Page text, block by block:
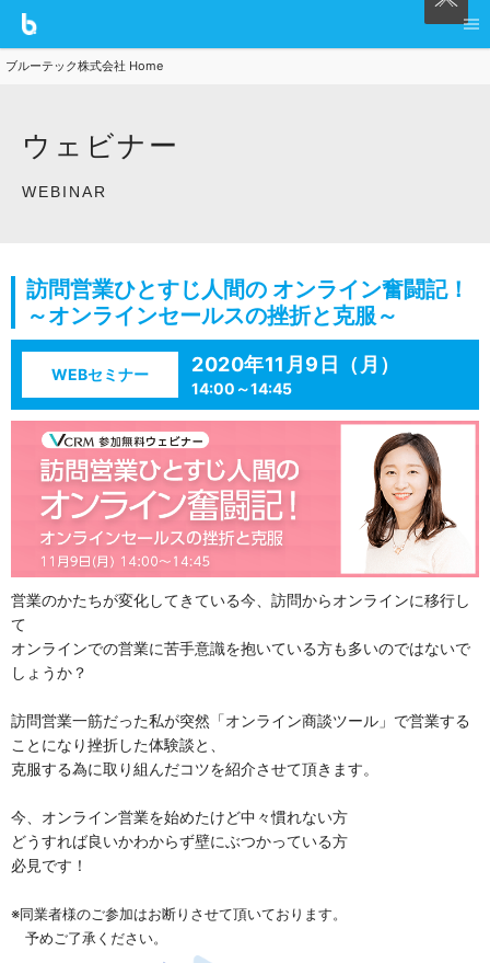
ブルーテック株式会社 Home
ウェビナー
WEBINAR
訪問営業ひとすじ人間の オンライン奮闘記！
～オンラインセールスの挫折と克服～
WEBセミナー 2020年11月9日（月）
14:00～14:45
営業のかたちが変化してきている今、訪問からオンラインに移行し
て
オンラインでの営業に苦手意識を抱いている方も多いのではないで
しょうか？
訪問営業一筋だった私が突然「オンライン商談ツール」で営業する
ことになり挫折した体験談と、
克服する為に取り組んだコツを紹介させて頂きます。
今、オンライン営業を始めたけど中々慣れない方
どうすれば良いかわからず壁にぶつかっている方
必見です！
※同業者様のご参加はお断りさせて頂いております。
予めご了承ください。